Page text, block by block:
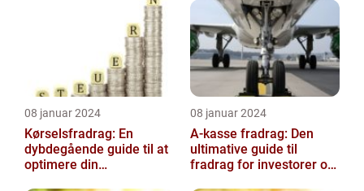
08 januar 2024
Kørselsfradrag: En
dybdegående guide til at
optimere din
08 januar 2024
A-kasse fradrag: Den
ultimative guide til
fradrag for investorer og